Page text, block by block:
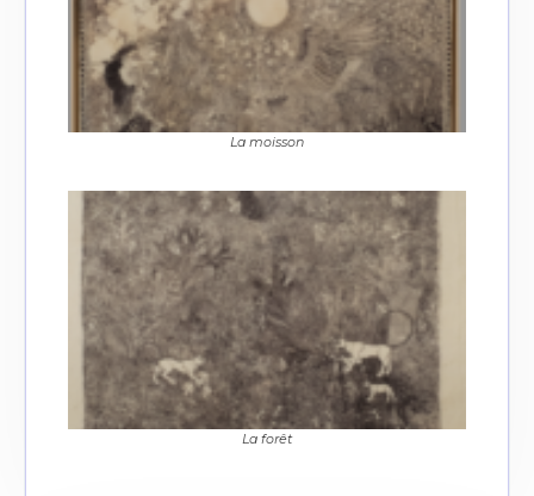
La moisson
La forêt